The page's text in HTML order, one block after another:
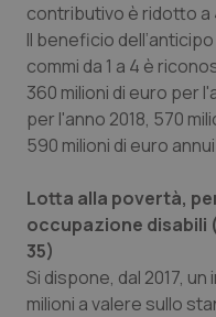
contributivo è ridotto a
Il beneficio
commi da 1 a 4 è
360 milioni di euro per
per l'anno 2018, 570
590 milioni di euro
Lotta alla povertà,
occupazione disabili
35)
Si dispone, dal 2017,
milioni a valere sullo